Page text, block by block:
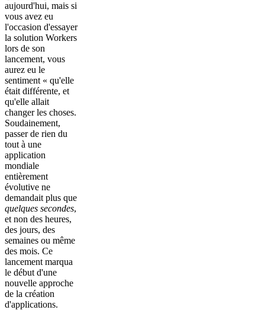
aujourd'hui, mais si
vous avez eu
l'occasion d'essayer
la solution Workers
lors de son
lancement, vous
aurez eu le
sentiment « qu'elle
était différente, et
qu'elle allait
changer les choses.
Soudainement,
passer de rien du
tout à une
application
mondiale
entièrement
évolutive ne
demandait plus que
quelques secondes,
et non des heures,
des jours, des
semaines ou même
des mois. Ce
lancement marqua
le début d'une
nouvelle approche
de la création
d'applications.